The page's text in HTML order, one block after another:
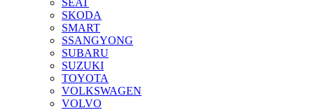
SEAT
SKODA
SMART
SSANGYONG
SUBARU
SUZUKI
TOYOTA
VOLKSWAGEN
VOLVO